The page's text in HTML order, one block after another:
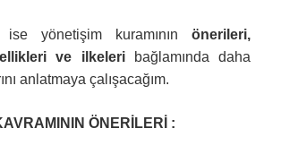
ise yönetişim kuramının önerileri,
ve ilkeleri
bağlamında daha
anlatmaya çalışacağım.
ÖNERİLERİ :